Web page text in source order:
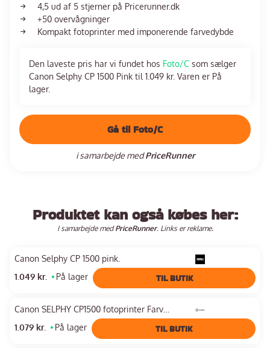
4,5 ud af 5 stjerner på Pricerunner.dk
+50 overvågninger
Kompakt fotoprinter med imponerende farvedybde
Den laveste pris har vi fundet hos Foto/C som sælger
Canon Selphy CP 1500 Pink til 1.049 kr. Varen er På
lager.
Gå til Foto/C
i samarbejde medPriceRunner
Produktet kan også købes her:
I samarbejde medPriceRunner. Links er reklame.
Canon Selphy CP 1500 pink.
På lager
1.049 kr. TIL BUTIK
På lager
1.079 kr. TIL BUTIK